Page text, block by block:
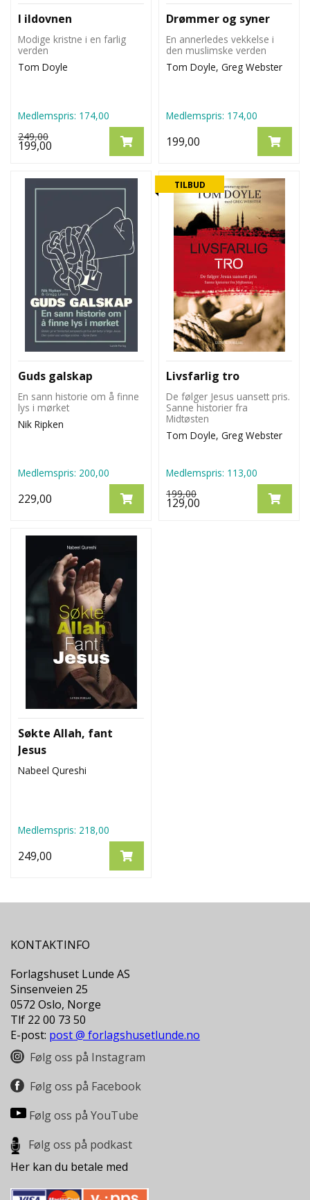
I ildovnen
Modige kristne i en farlig
verden
Tom Doyle
Medlemspris: 174,00
249,00
199,00
Drømmer og syner
En annerledes vekkelse i
den muslimske verden
Tom Doyle, Greg Webster
Medlemspris: 174,00
199,00
Guds galskap
En sann historie om å finne
lys i mørket
Nik Ripken
Medlemspris: 200,00
229,00
TILBUD
Livsfarlig tro
De følger Jesus uansett pris.
Sanne historier fra
Midtøsten
Tom Doyle, Greg Webster
Medlemspris: 113,00
199,00
129,00
Søkte Allah, fant
Jesus
Nabeel Qureshi
Medlemspris: 218,00
249,00
KONTAKTINFO
Forlagshuset Lunde AS
Sinsenveien 25
0572 Oslo, Norge
Tlf 22 00 73 50
E-post: post @ forlagshusetlunde.no
Følg oss på Instagram
Følg oss på Facebook
Følg oss på YouTube
Følg oss på podkast
Her kan du betale med